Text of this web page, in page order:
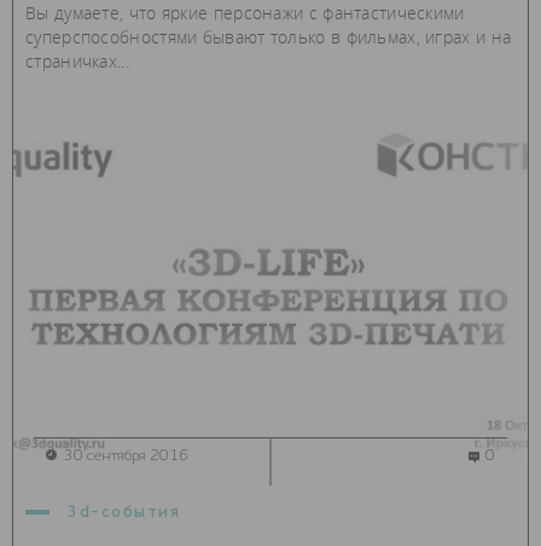
Вы думаете, что яркие персонажи с фантастическими
суперспособностями бывают только в фильмах, играх и на
страничках...
3d-события
30 сентября 2016 0